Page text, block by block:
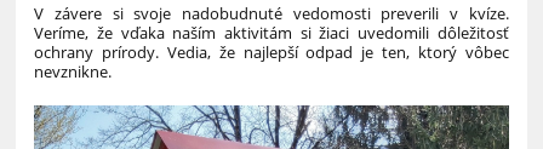
V závere si svoje nadobudnuté vedomosti preverili v kvíze.
Veríme, že vďaka naším aktivitám si žiaci uvedomili dôležitosť
ochrany prírody. Vedia, že najlepší odpad je ten, ktorý vôbec
nevznikne.